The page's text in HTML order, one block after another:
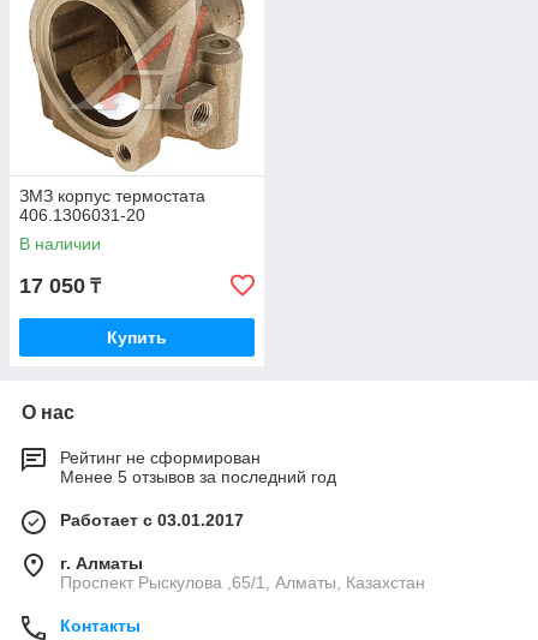
ЗМЗ корпус термостата
406.1306031-20
В наличии
17 050 ₸
Купить
О нас
Рейтинг не сформирован
Менее 5 отзывов за последний год
Работает с 03.01.2017
г. Алматы
Проспект Рыскулова ,65/1, Алматы, Казахстан
Контакты